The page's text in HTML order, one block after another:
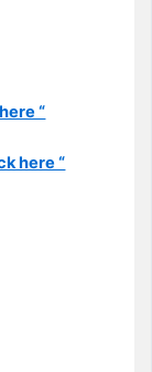
“
here “